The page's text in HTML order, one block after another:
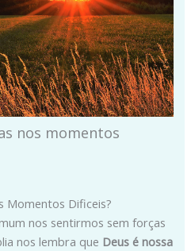
nos momentos
Momentos Dificeis?
nos sentirmos sem forças
nos lembra que Deus é nossa